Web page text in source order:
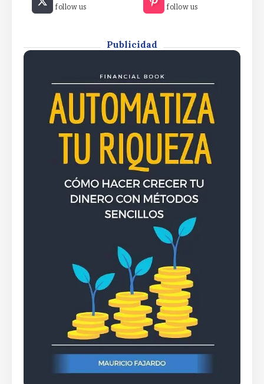
privacy vote targets $530M RWA
ByRafael Martín F.
follow us follow us
Publicidad